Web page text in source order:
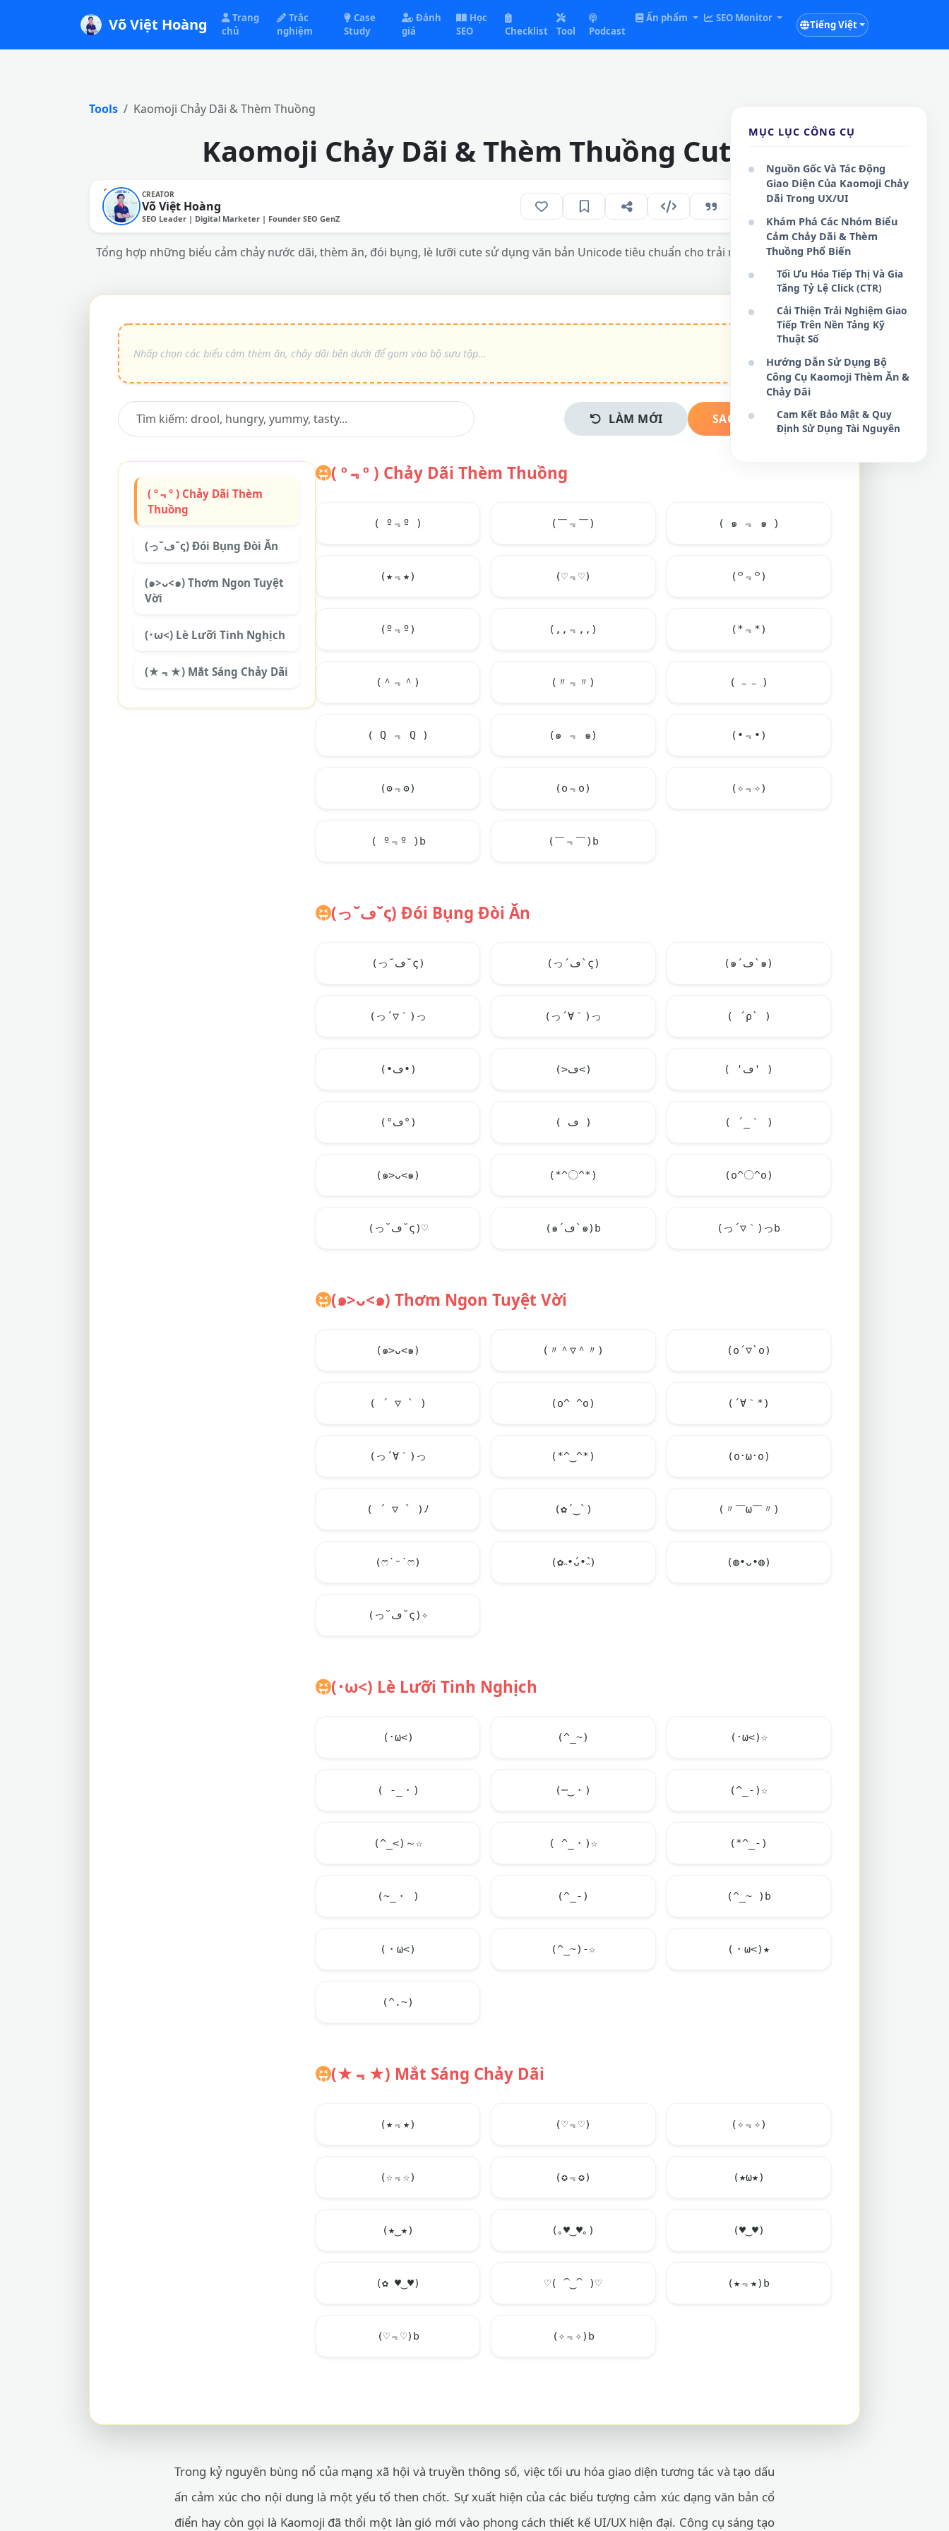
Võ Việt Hoàng
Trang
chủ
Trắc
nghiệm
Case
Study
Đánh
giá
Học
SEO
Checklist Tool Podcast
Ấn phẩm SEO Monitor
Tiếng Việt
Tools Kaomoji Chảy Dãi & Thèm Thuồng
Kaomoji Chảy Dãi & Thèm Thuồng Cute
CREATOR
Võ Việt Hoàng
SEO Leader | Digital Marketer | Founder SEO GenZ
107
Tổng hợp những biểu cảm chảy nước dãi, thèm ăn, đói bụng, lè lưỡi cute sử dụng văn bản Unicode tiêu chuẩn cho trải nghiệm giao tiếp thú vị.
LÀM MỚI SAO CHÉP NGAY
( º﹃º ) Chảy Dãi Thèm
Thuồng
(っ˘ڡ˘ς) Đói Bụng Đòi Ăn
(๑>ᴗ<๑) Thơm Ngon Tuyệt
Vời
(･ω<) Lè Lưỡi Tinh Nghịch
(★﹃★) Mắt Sáng Chảy Dãi
( º﹃º ) Chảy Dãi Thèm Thuồng
( º﹃º ) (￣﹃￣) ( ๑ ﹃ ๑ )
(★﹃★) (♡﹃♡) (꒪﹃꒪)
(º﹃º) (,,﹃,,) (*﹃*)
(＾﹃＾) (〃﹃〃) ( ˵ ˵ )
( Q ﹃ Q ) (๑ ﹃ ๑) (•﹃•)
(ʘ﹃ʘ) (o﹃o) (✧﹃✧)
( º﹃º )b (￣﹃￣)b
(っ˘ڡ˘ς) Đói Bụng Đòi Ăn
(っ˘ڡ˘ς) (っ´ڡ`ς) (๑´ڡ`๑)
(っ´▽｀)っ (っ´∀｀)っ ( ´ρ` )
(•ڡ•) (>ڡ<) ( 'ڡ' )
(°ڡ°) ( ڡ ) ( ´_｀ )
(๑>ᴗ<๑) (*^〇^*) (o^〇^o)
(っ˘ڡ˘ς)♡ (๑´ڡ`๑)b (っ´▽｀)っb
(๑>ᴗ<๑) Thơm Ngon Tuyệt Vời
(๑>ᴗ<๑) (〃＾▽＾〃) (o´▽`o)
( ´ ▽ ` ) (o^ ^o) (´∀｀*)
(っ´∀｀)っ (*^‿^*) (o･ω･o)
( ´ ▽ ` )ﾉ (✿´‿`) (〃￣ω￣〃)
(ෆ˙ᵕ˙ෆ) (✿˵•́ᴗ•̀˵) (◍•ᴗ•◍)
(っ˘ڡ˘ς)✧
(･ω<) Lè Lưỡi Tinh Nghịch
(･ω<) (^_~) (･ω<)☆
( -_・) (─‿・) (^_-)☆
(^_<)～☆ ( ^_・)☆ (*^_-)
(~_・ ) (^_-) (^_~ )b
(・ω<) (^_~)-☆ (・ω<)★
(^.~)
(★﹃★) Mắt Sáng Chảy Dãi
(★﹃★) (♡﹃♡) (✧﹃✧)
(☆﹃☆) (✪﹃✪) (★ω★)
(★‿★) (｡♥ ‿♥｡) (♥‿ ♥)
(✿♥ ‿♥) ♡( ⁀‿⁀ )♡ (★﹃★)b
(♡﹃♡)b (✧﹃✧)b
Trong kỷ nguyên bùng nổ của mạng xã hội và truyền thông số, việc tối ưu hóa giao diện tương tác và tạo dấu
ấn cảm xúc cho nội dung là một yếu tố then chốt. Sự xuất hiện của các biểu tượng cảm xúc dạng văn bản cổ
điển hay còn gọi là Kaomoji đã thổi một làn gió mới vào phong cách thiết kế UI/UX hiện đại. Công cụ sáng tạo
MỤC LỤC CÔNG CỤ
Nguồn Gốc Và Tác Động
Giao Diện Của Kaomoji Chảy
Dãi Trong UX/UI
Khám Phá Các Nhóm Biểu
Cảm Chảy Dãi & Thèm
Thuồng Phổ Biến
Tối Ưu Hóa Tiếp Thị Và Gia
Tăng Tỷ Lệ Click (CTR)
Cải Thiện Trải Nghiệm Giao
Tiếp Trên Nền Tảng Kỹ
Thuật Số
Hướng Dẫn Sử Dụng Bộ
Công Cụ Kaomoji Thèm Ăn &
Chảy Dãi
Cam Kết Bảo Mật & Quy
Định Sử Dụng Tài Nguyên